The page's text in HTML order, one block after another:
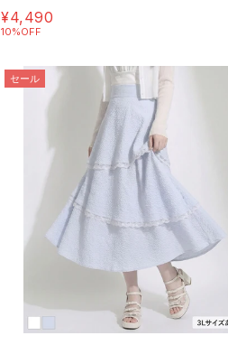
裏地付
¥4,490
10%OFF
セール